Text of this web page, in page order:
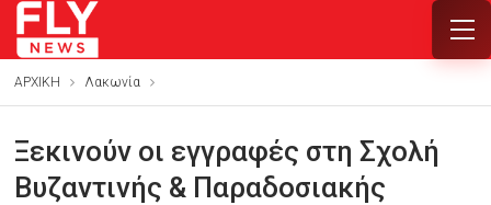
ΑΡΧΙΚΗ Λακωνία
Ξεκινούν οι εγγραφές στη Σχολή
Βυζαντινής & Παραδοσιακής